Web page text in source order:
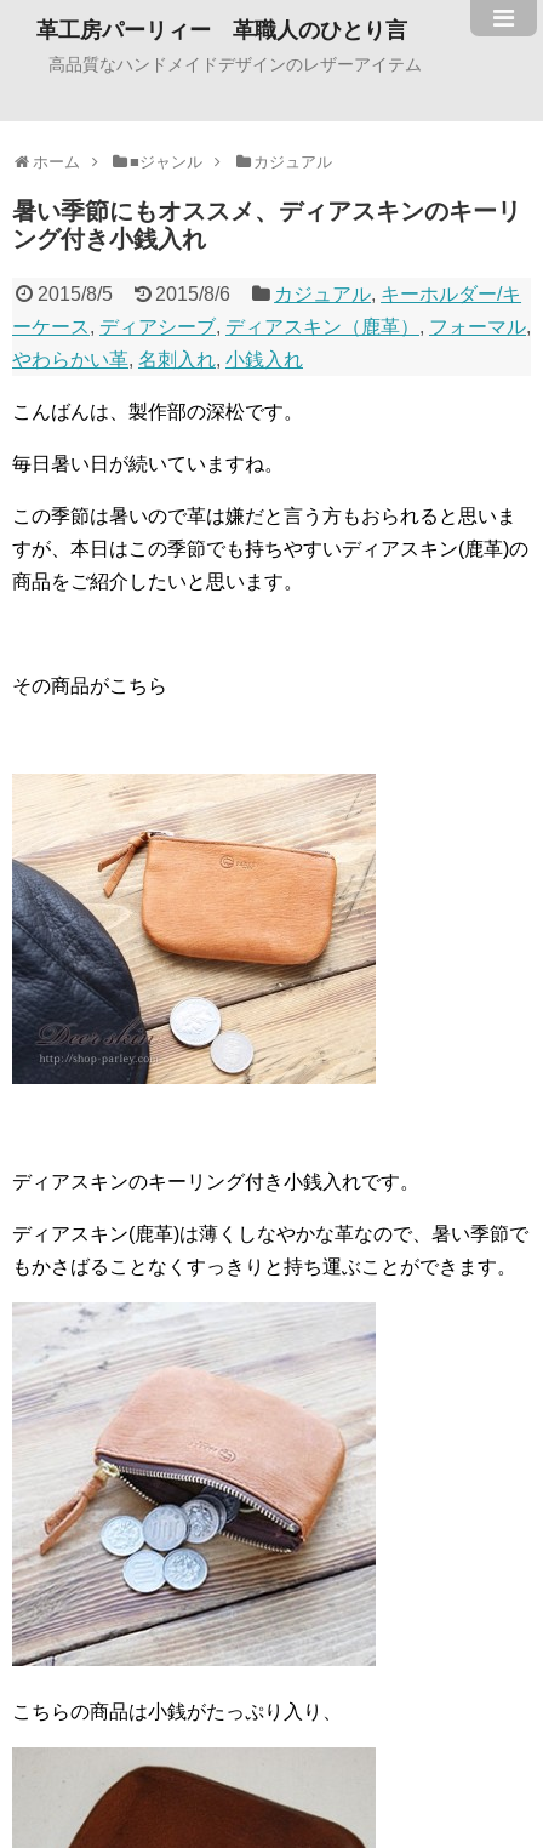
革工房パーリィー 革職人のひとり言
高品質なハンドメイドデザインのレザーアイテム
ホーム ■ジャンル カジュアル
暑い季節にもオススメ、ディアスキンのキーリ
ング付き小銭入れ
2015/8/5 2015/8/6 カジュアル, キーホルダー/キ
ーケース, ディアシーブ, ディアスキン（鹿革） , フォーマル,
やわらかい革, 名刺入れ, 小銭入れ
こんばんは、製作部の深松です。
毎日暑い日が続いていますね。
この季節は暑いので革は嫌だと言う方もおられると思いま
すが、本日はこの季節でも持ちやすいディアスキン(鹿革)の
商品をご紹介したいと思います。
その商品がこちら
ディアスキンのキーリング付き小銭入れです。
ディアスキン(鹿革)は薄くしなやかな革なので、暑い季節で
もかさばることなくすっきりと持ち運ぶことができます。
こちらの商品は小銭がたっぷり入り、